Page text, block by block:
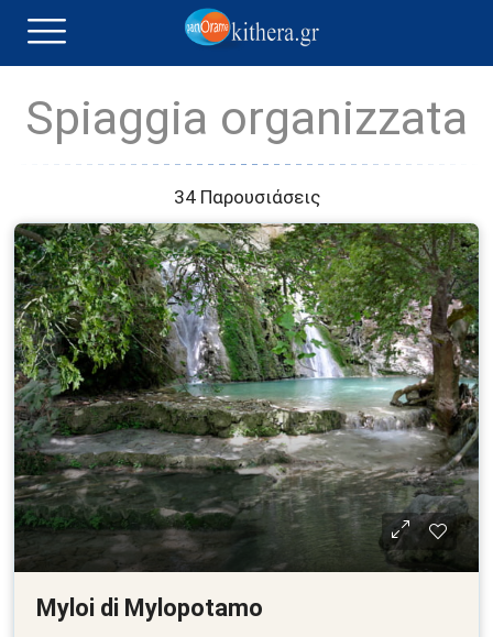
Spiaggia organizzata
34 Παρουσιάσεις
Myloi di Mylopotamo